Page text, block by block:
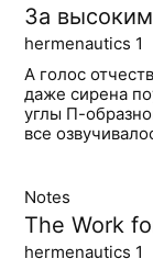
За
hermenautics 1
А голос
даже сирена
углы П-
все
Notes
The Work
hermenautics 1